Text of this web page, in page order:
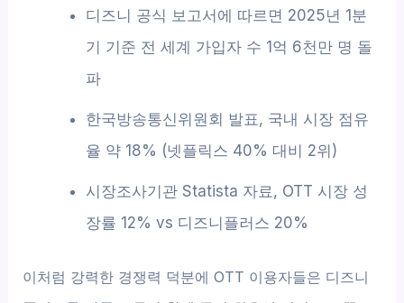
디즈니 공식 보고서에 따르면 2025년 1분
기 기준 전 세계 가입자 수 1억 6천만 명 돌
파
한국방송통신위원회 발표, 국내 시장 점유
율 약 18% (넷플릭스 40% 대비 2위)
시장조사기관 Statista 자료, OTT 시장 성
장률 12% vs 디즈니플러스 20%
이처럼 강력한 경쟁력 덕분에 OTT 이용자들은 디즈니